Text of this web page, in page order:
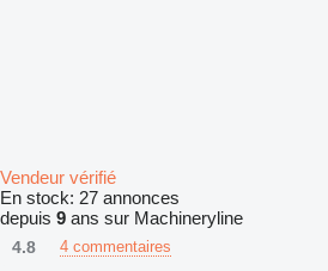
Vendeur vérifié
En stock: 27 annonces
depuis 9 ans sur Machineryline
4.8 4 commentaires